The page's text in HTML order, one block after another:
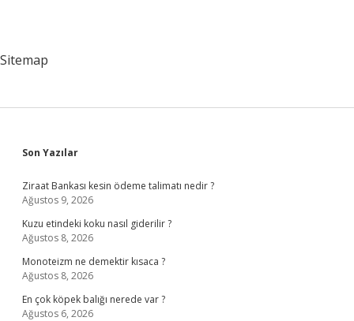
Sitemap
Sidebar
Son Yazılar
Ziraat Bankası kesin ödeme talimatı nedir ?
Ağustos 9, 2026
Kuzu etindeki koku nasıl giderilir ?
Ağustos 8, 2026
Monoteizm ne demektir kısaca ?
Ağustos 8, 2026
En çok köpek balığı nerede var ?
Ağustos 6, 2026